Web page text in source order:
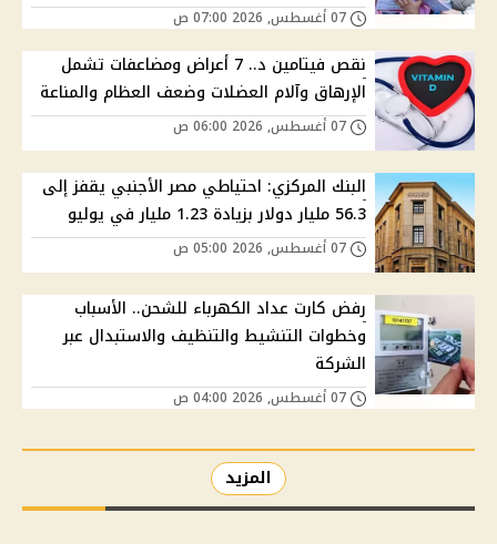
نقص فيتامين د.. 7 أعراض ومضاعفات تشمل
الإرهاق وآلام العضلات وضعف العظام والمناعة
البنك المركزي: احتياطي مصر الأجنبي يقفز إلى
56.3 مليار دولار بزيادة 1.23 مليار في يوليو
رفض كارت عداد الكهرباء للشحن.. الأسباب
وخطوات التنشيط والتنظيف والاستبدال عبر
الشركة
المزيد